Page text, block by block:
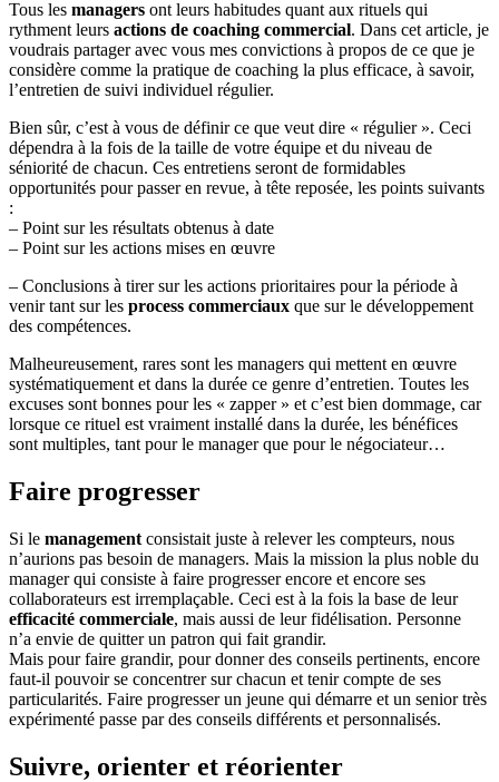
Tous les managers ont leurs habitudes quant aux rituels qui
rythment leurs actions de coaching commercial. Dans cet article, je
voudrais partager avec vous mes convictions à propos de ce que je
considère comme la pratique de coaching la plus efficace, à savoir,
l’entretien de suivi individuel régulier.
Bien sûr, c’est à vous de définir ce que veut dire « régulier ». Ceci
dépendra à la fois de la taille de votre équipe et du niveau de
séniorité de chacun. Ces entretiens seront de formidables
opportunités pour passer en revue, à tête reposée, les points suivants
:
– Point sur les résultats obtenus à date
– Point sur les actions mises en œuvre
– Conclusions à tirer sur les actions prioritaires pour la période à
venir tant sur les process commerciaux que sur le développement
des compétences.
Malheureusement, rares sont les managers qui mettent en œuvre
systématiquement et dans la durée ce genre d’entretien. Toutes les
excuses sont bonnes pour les « zapper » et c’est bien dommage, car
lorsque ce rituel est vraiment installé dans la durée, les bénéfices
sont multiples, tant pour le manager que pour le négociateur…
Faire progresser
Si le management consistait juste à relever les compteurs, nous
n’aurions pas besoin de managers. Mais la mission la plus noble du
manager qui consiste à faire progresser encore et encore ses
collaborateurs est irremplaçable. Ceci est à la fois la base de leur
efficacité commerciale, mais aussi de leur fidélisation. Personne
n’a envie de quitter un patron qui fait grandir.
Mais pour faire grandir, pour donner des conseils pertinents, encore
faut-il pouvoir se concentrer sur chacun et tenir compte de ses
particularités. Faire progresser un jeune qui démarre et un senior très
expérimenté passe par des conseils différents et personnalisés.
Suivre, orienter et réorienter